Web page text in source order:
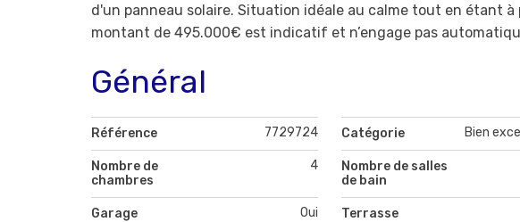
d'un panneau solaire. Situation idéale au calme tout en étant
montant de 495.000€ est indicatif et n’engage pas
Général
Référence 7729724 Catégorie Bien
Nombre de
chambres
4
Nombre de salles
de bain
Garage Oui Terrasse